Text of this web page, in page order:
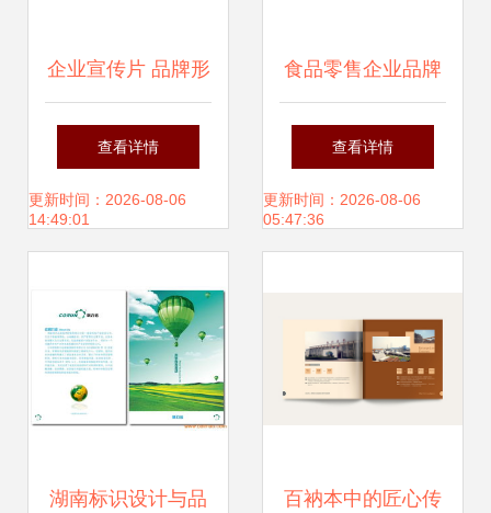
企业宣传片 品牌形
象的光影叙事——
东莞制作指南与费
查看详情
更新时间：2026-08-06
14:49:01
食品零售企业品牌
形象的全方位打造
策略
查看详情
更新时间：2026-08-06
05:47:36
湖南标识设计与品 百衲本中的匠心传